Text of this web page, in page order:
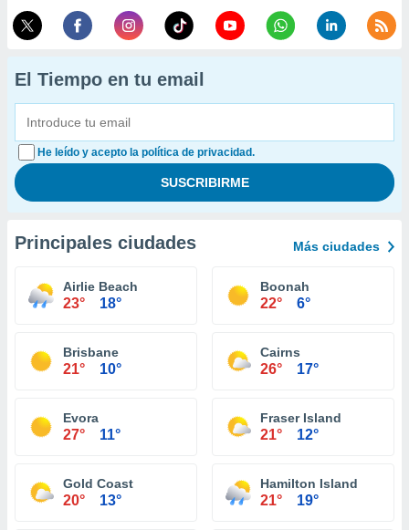
El Tiempo en tu email
He leído y acepto la política de privacidad.
Principales ciudades Más ciudades
Airlie Beach
23° 18°
Boonah
22° 6°
Brisbane
21° 10°
Cairns
26° 17°
Evora
27° 11°
Fraser Island
21° 12°
Gold Coast
20° 13°
Hamilton Island
21° 19°